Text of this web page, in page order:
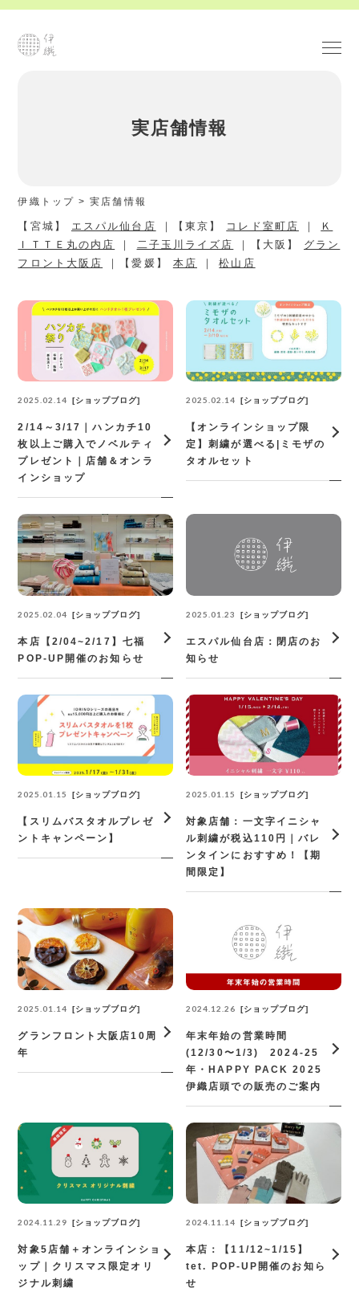
実店舗情報
伊織トップ >実店舗情報
【宮城】 エスパル仙台店 ｜【東京】 コレド室町店 ｜
Ｋ
ＩＴＴＥ丸の内店
｜ 二子玉川ライズ店 ｜【大阪】 グラン
フロント大阪店
｜【愛媛】 本店 ｜松山店
2025.02.14 ショップブログ
2/14～3/17｜ハンカチ10
枚以上ご購入でノベルティ
プレゼント｜店舗＆オンラ
インショップ
2025.02.14 ショップブログ
【オンラインショップ限
定】刺繍が選べる|ミモザの
タオルセット
2025.02.04 ショップブログ
本店【2/04~2/17】七福
POP-UP開催のお知らせ
2025.01.23 ショップブログ
エスパル仙台店：閉店のお
知らせ
2025.01.15 ショップブログ
【スリムバスタオルプレゼ
ントキャンペーン】
2025.01.15 ショップブログ
対象店舗：一文字イニシャ
ル刺繍が税込110円｜バレ
ンタインにおすすめ！【期
間限定】
2025.01.14 ショップブログ
グランフロント大阪店10周
年
2024.12.26 ショップブログ
年末年始の営業時間
(12/30〜1/3) 2024-25
年・HAPPY PACK 2025
伊織店頭での販売のご案内
2024.11.29 ショップブログ
対象5店舗＋オンラインショ
ップ｜クリスマス限定オリ
ジナル刺繍
2024.11.14 ショップブログ
本店：【11/12~1/15】
tet. POP-UP開催のお知ら
せ